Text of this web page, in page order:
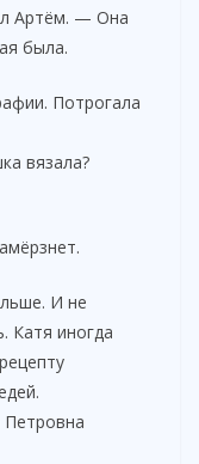
Артём. — Она
была.
Потрогала
вязала?
И не
Катя иногда